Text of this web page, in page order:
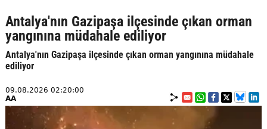
Antalya'nın Gazipaşa ilçesinde çıkan orman
yangınına müdahale ediliyor
Antalya'nın Gazipaşa ilçesinde çıkan orman yangınına müdahale
ediliyor
09.08.2026 02:20:00
AA